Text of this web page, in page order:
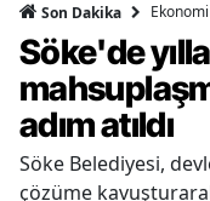
Son Dakika Ekonomi
Söke'de
adım atıldı
Söke Belediyesi,
çözüme